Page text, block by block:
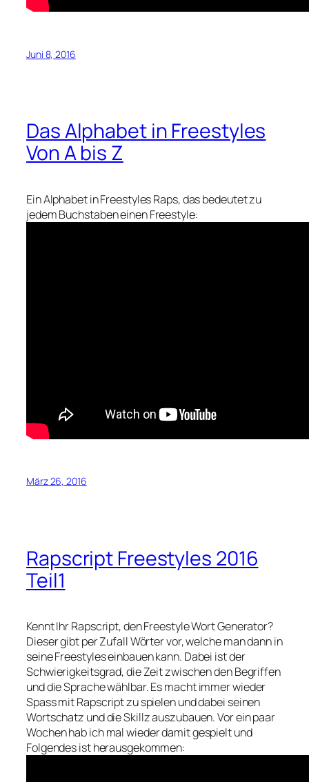
Juni 8, 2016
Das Alphabet in Freestyles
Von A bis Z
Ein Alphabet in Freestyles Raps, das bedeutet zu
jedem Buchstaben einen Freestyle:
März 26, 2016
Rapscript Freestyles 2016
Teil1
Kennt Ihr Rapscript, den Freestyle Wort Generator?
Dieser gibt per Zufall Wörter vor, welche man dann in
seine Freestyles einbauen kann. Dabei ist der
Schwierigkeitsgrad, die Zeit zwischen den Begriffen
und die Sprache wählbar. Es macht immer wieder
Spass mit Rapscript zu spielen und dabei seinen
Wortschatz und die Skillz auszubauen. Vor ein paar
Wochen hab ich mal wieder damit gespielt und
Folgendes ist herausgekommen: